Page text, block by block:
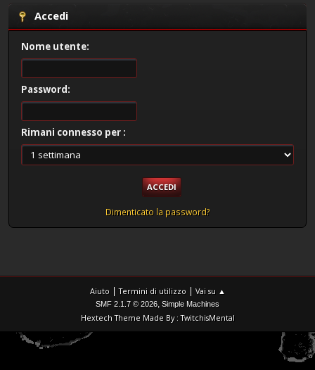
Accedi
Nome utente:
Password:
Rimani connesso per :
Dimenticato la password?
Aiuto |Termini di utilizzo | Vai su ▲
SMF 2.1.7 © 2026, Simple Machines
Hextech Theme Made By : TwitchisMental